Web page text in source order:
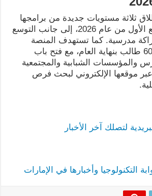
ثلاثة مستويات جديدة من برامجها
التعليمية خلال الربع الأول من عام 2026، إلى جانب التوسع
من 30 شراكة مدرسية. كما تستهدف المنصة
تدريب أكثر من 6000 طالب بنهاية العام، مع فتح باب
والمؤسسات الشبابية والمجتمعية
عبر موقعها الإلكتروني لبحث فرص
لتصلك آخر الأخبار
التكنولوجيا وأخبارها في الإمارات